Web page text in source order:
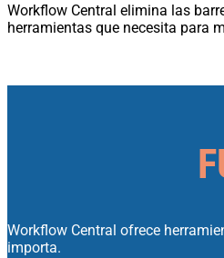
Workflow Central elimina las
herramientas que necesita para
Workflow Central ofrece
importa.